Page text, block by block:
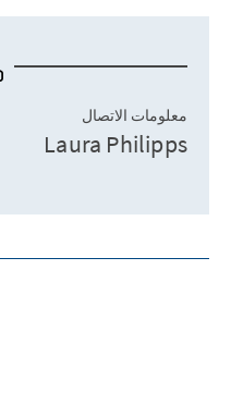
معلومات الاتصال
Laura Philipps